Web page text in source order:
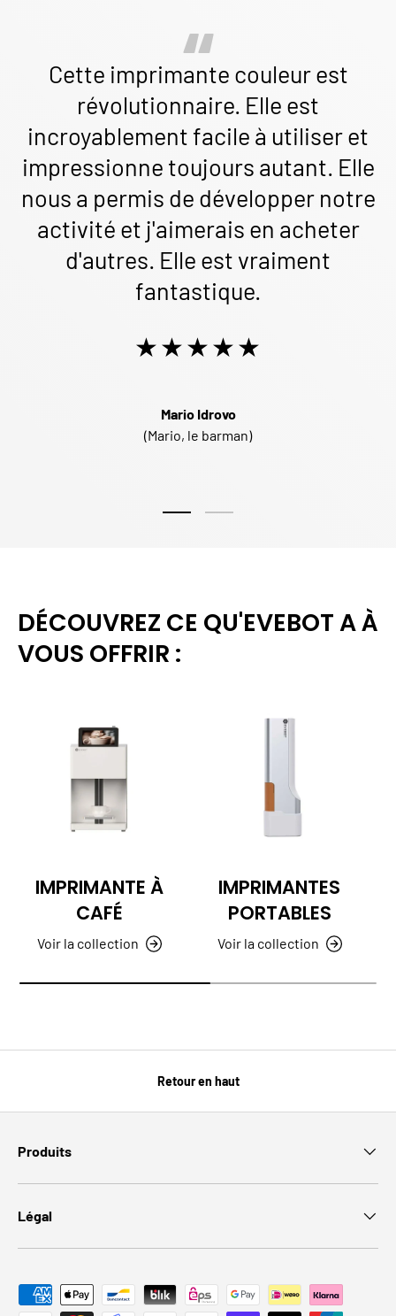
Cette imprimante couleur est
révolutionnaire. Elle est
incroyablement facile à utiliser et
impressionne toujours autant. Elle
nous a permis de développer notre
activité et j'aimerais en acheter
d'autres. Elle est vraiment
fantastique.
★★★★★
Mario Idrovo
(Mario, le barman)
DÉCOUVREZ CE QU'EVEBOT A À
VOUS OFFRIR :
IMPRIMANTE À
CAFÉ
Voir la collection
IMPRIMANTES
PORTABLES
Voir la collection
Retour en haut
Produits
Légal
Moyens de paiement acceptés